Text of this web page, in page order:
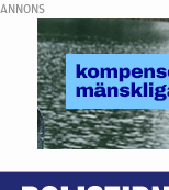
ANNONS